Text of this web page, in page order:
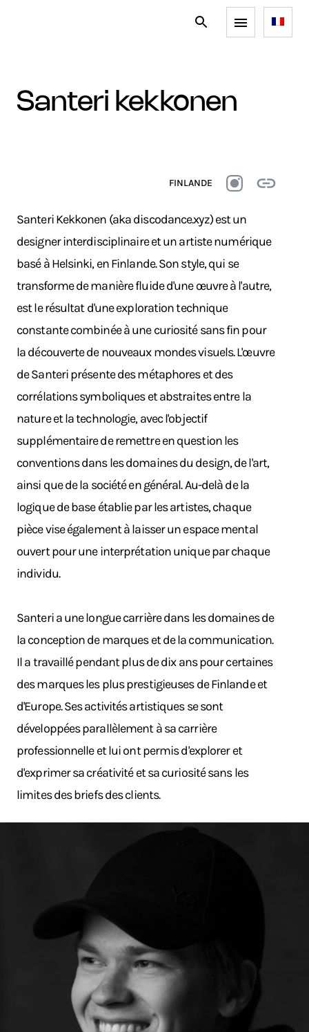
santeri kekkonen
FINLANDE
Santeri Kekkonen (aka discodance.xyz) est un
designer interdisciplinaire et un artiste numérique
basé à Helsinki, en Finlande. Son style, qui se
transforme de manière fluide d'une œuvre à l'autre,
est le résultat d'une exploration technique
constante combinée à une curiosité sans fin pour
la découverte de nouveaux mondes visuels. L'œuvre
de Santeri présente des métaphores et des
corrélations symboliques et abstraites entre la
nature et la technologie, avec l'objectif
supplémentaire de remettre en question les
conventions dans les domaines du design, de l'art,
ainsi que de la société en général. Au-delà de la
logique de base établie par les artistes, chaque
pièce vise également à laisser un espace mental
ouvert pour une interprétation unique par chaque
individu.
Santeri a une longue carrière dans les domaines de
la conception de marques et de la communication.
Il a travaillé pendant plus de dix ans pour certaines
des marques les plus prestigieuses de Finlande et
d'Europe. Ses activités artistiques se sont
développées parallèlement à sa carrière
professionnelle et lui ont permis d'explorer et
d'exprimer sa créativité et sa curiosité sans les
limites des briefs des clients.